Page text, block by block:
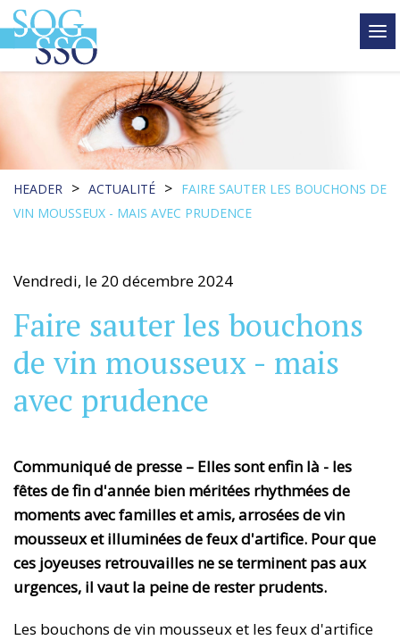
HEADER > ACTUALITÉ > FAIRE SAUTER LES BOUCHONS DE
VIN MOUSSEUX - MAIS AVEC PRUDENCE
Vendredi, le 20 décembre 2024
Faire sauter les bouchons
de vin mousseux - mais
avec prudence
Communiqué de presse – Elles sont enfin là - les
fêtes de fin d'année bien méritées rhythmées de
moments avec familles et amis, arrosées de vin
mousseux et illuminées de feux d'artifice. Pour que
ces joyeuses retrouvailles ne se terminent pas aux
urgences, il vaut la peine de rester prudents.
Les bouchons de vin mousseux et les feux d'artifice